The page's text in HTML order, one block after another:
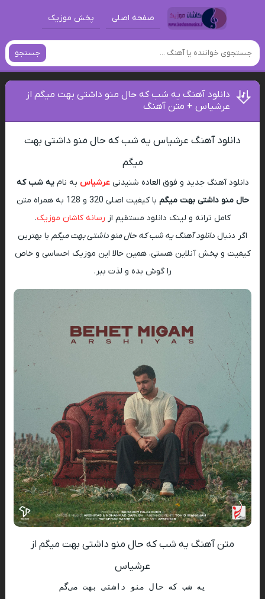
صفحه اصلی پخش موزیک
جستجو
دانلود آهنگ یه شب که حال منو داشتی بهت میگم از
عرشیاس + متن آهنگ
دانلود آهنگ عرشیاس یه شب که حال منو داشتی بهت
میگم
دانلود آهنگ جدید و فوق العاده شنیدنیعرشیاس به نامیه شب که
حال منو داشتی بهت میگم
با کیفیت اصلی 320 و 128 به همراه متن
کامل ترانه و لینک دانلود مستقیم از رسانه کاشان موزیک.
اگر دنبال دانلود آهنگ یه شب که حال منو داشتی بهت میگم با بهترین
کیفیت و پخش آنلاین هستی، همین حالا این موزیک احساسی و خاص
را گوش بده و لذت ببر.
متن آهنگ یه شب که حال منو داشتی بهت میگم از
عرشیاس